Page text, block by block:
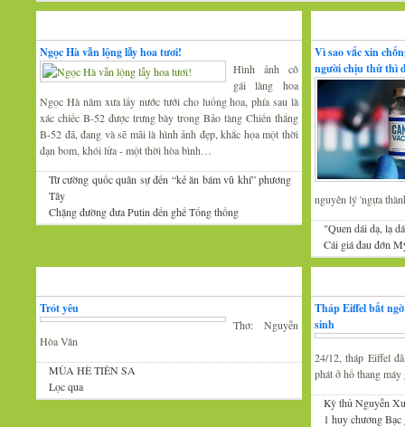
Ngọc Hà vẫn lộng lẫy hoa tươi!
Hình ảnh cô
gái làng hoa
Ngọc Hà năm xưa lấy nước tưới cho luống hoa, phía sau là
xác chiếc B-52 được trưng bày trong Bảo tàng Chiến thắng
B-52 đã, đang và sẽ mãi là hình ảnh đẹp, khắc họa một thời
đạn bom, khói lửa - một thời hòa bình…
Từ cường quốc quân sự đến “kẻ ăn bám vũ khí” phương
Tây
Chặng đường đưa Putin đến ghế Tổng thống
Vì sao vắc xin
người chịu thử thì
nguyên lý 'ngựa
"Quen dái dạ, lạ
Cái giá đau đớn
Trót yêu
Thơ: Nguyễn
Hòa Văn
MÙA HÈ TIÊN SA
Lọc qua
Tháp Eiffel bất
sinh
24/12, tháp Eiffel
phát ở hố thang máy
Kỳ thủ Nguyễn
1 huy chương